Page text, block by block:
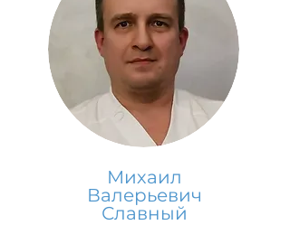
Михаил
Валерьевич
Славный